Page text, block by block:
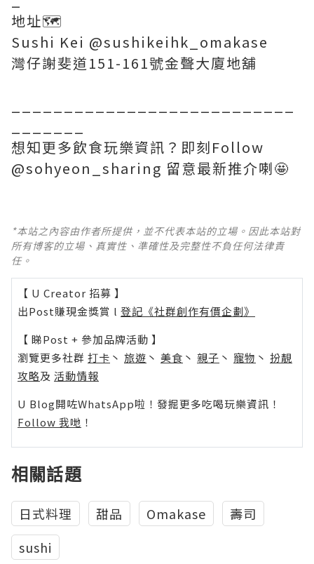
地址🗺
Sushi Kei @sushikeihk_omakase
灣仔謝斐道151-161號金聲大廈地舖
想知更多飲食玩樂資訊？即刻Follow
@sohyeon_sharing 留意最新推介喇🤩
*本站之內容由作者所提供，並不代表本站的立場。因此本站對
所有博客的立場、真實性、準確性及完整性不負任何法律責
任。
【 U Creator 招募 】
出Post賺現金獎賞 l 登記《社群創作有價企劃》
【 睇Post + 參加品牌活動 】
瀏覽更多社群 打卡 丶 旅遊 丶 美食 丶 親子 丶 寵物 丶 扮靚
攻略及 活動情報
U Blog開咗WhatsApp啦！發掘更多吃喝玩樂資訊！
Follow 我哋 ！
相關話題
日式料理 甜品 Omakase
壽司
sushi